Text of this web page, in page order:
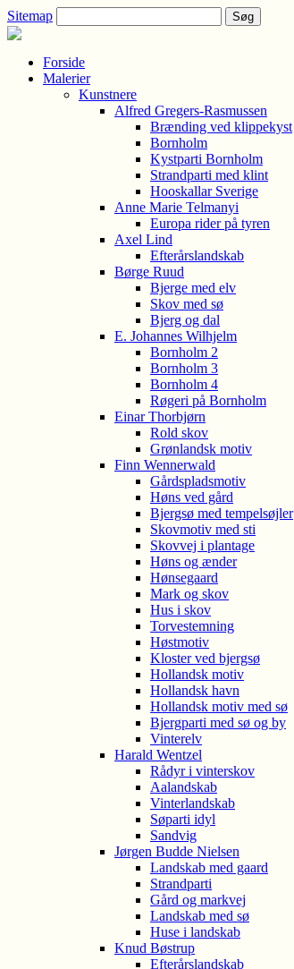
Sitemap
Forside
Malerier
Kunstnere
Alfred Gregers-Rasmussen
Brænding ved klippekyst
Bornholm
Kystparti Bornholm
Strandparti med klint
Hooskallar Sverige
Anne Marie Telmanyi
Europa rider på tyren
Axel Lind
Efterårslandskab
Børge Ruud
Bjerge med elv
Skov med sø
Bjerg og dal
E. Johannes Wilhjelm
Bornholm 2
Bornholm 3
Bornholm 4
Røgeri på Bornholm
Einar Thorbjørn
Rold skov
Grønlandsk motiv
Finn Wennerwald
Gårdspladsmotiv
Høns ved gård
Bjergsø med tempelsøjler
Skovmotiv med sti
Skovvej i plantage
Høns og ænder
Hønsegaard
Mark og skov
Hus i skov
Torvestemning
Høstmotiv
Kloster ved bjergsø
Hollandsk motiv
Hollandsk havn
Hollandsk motiv med sø
Bjergparti med sø og by
Vinterelv
Harald Wentzel
Rådyr i vinterskov
Aalandskab
Vinterlandskab
Søparti idyl
Sandvig
Jørgen Budde Nielsen
Landskab med gaard
Strandparti
Gård og markvej
Landskab med sø
Huse i landskab
Knud Bøstrup
Efterårslandskab